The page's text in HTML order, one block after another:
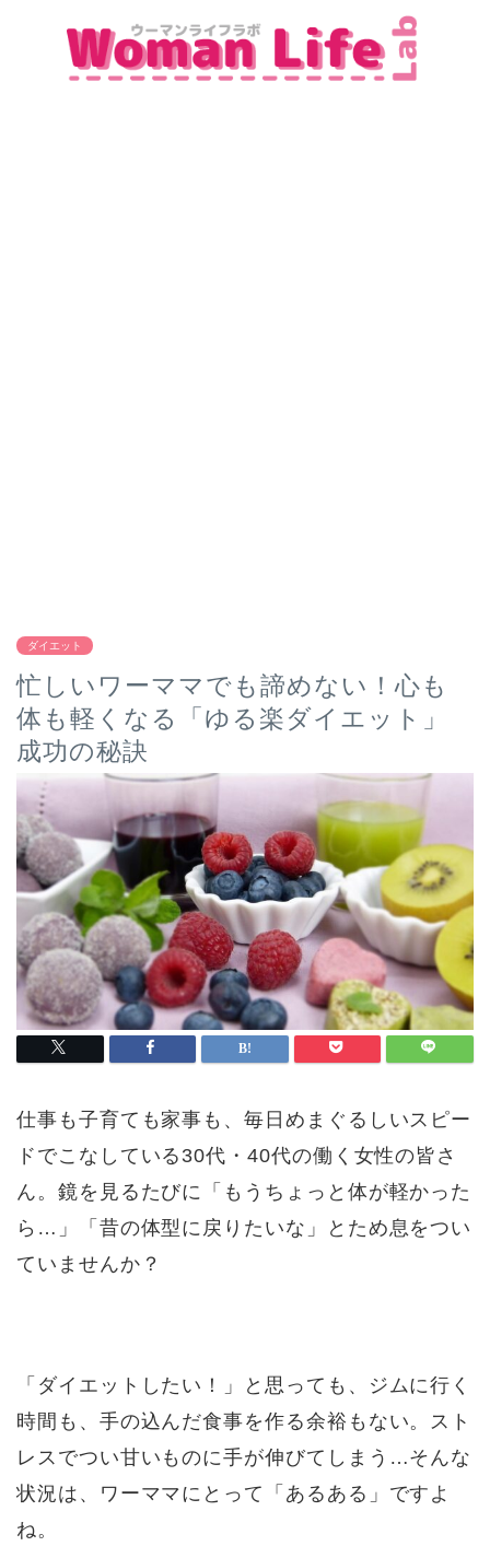
ダイエット
忙しいワーママでも諦めない！心も
体も軽くなる「ゆる楽ダイエット」
成功の秘訣
仕事も子育ても家事も、毎日めまぐるしいスピー
ドでこなしている30代・40代の働く女性の皆さ
ん。鏡を見るたびに「もうちょっと体が軽かった
ら…」「昔の体型に戻りたいな」とため息をつい
ていませんか？
「ダイエットしたい！」と思っても、ジムに行く
時間も、手の込んだ食事を作る余裕もない。スト
レスでつい甘いものに手が伸びてしまう…そんな
状況は、ワーママにとって「あるある」ですよ
ね。